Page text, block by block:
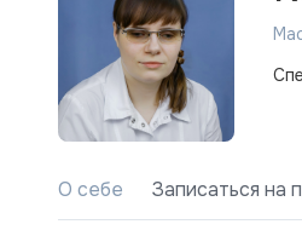
О себе Записаться на